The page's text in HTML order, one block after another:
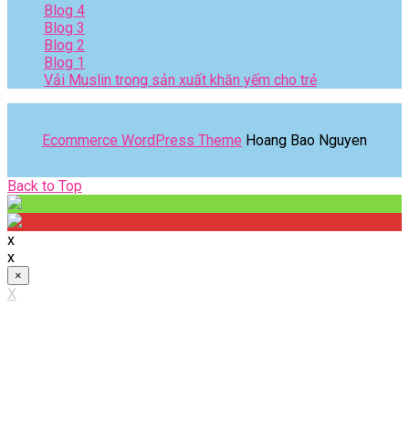
Blog 4
Blog 3
Blog 2
Blog 1
Vải Muslin trong sản xuất khăn yếm cho trẻ
Ecommerce WordPress Theme Hoang Bao Nguyen
Back to Top
x
x
×
X